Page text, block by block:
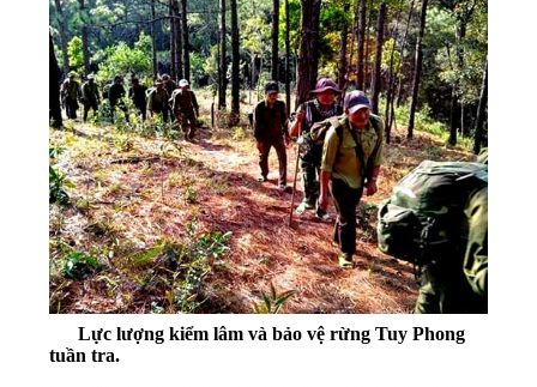
Lực lượng kiểm lâm và bảo vệ rừng Tuy Phong
tuần tra.